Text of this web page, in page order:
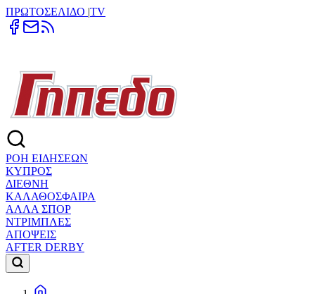
ΠΡΩΤΟΣΕΛΙΔΟ |TV
ΡΟΗ ΕΙΔΗΣΕΩΝ
ΚΥΠΡΟΣ
ΔΙΕΘΝΗ
ΚΑΛΑΘΟΣΦΑΙΡΑ
ΑΛΛΑ ΣΠΟΡ
ΝΤΡΙΜΠΛΕΣ
ΑΠΟΨΕΙΣ
AFTER DERBY